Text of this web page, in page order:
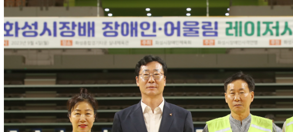
사이트맵 열기 사이트맵 닫기